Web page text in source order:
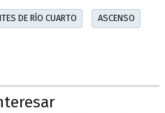
DE RÍO CUARTO ASCENSO